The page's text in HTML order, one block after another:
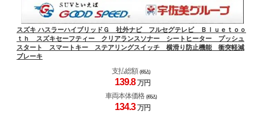
スズキ ハスラーハイブリッドＧ 社外ナビ フルセグテレビ Ｂｌｕｅｔｏｏ
ｔｈ スズキセーフティー クリアランスソナー シートヒーター プッシュ
スタート スマートキー ステアリングスイッチ 横滑り防止機能 衝突軽減
ブレーキ
支払総額 (税込)
139.8 万円
車両本体価格 (税込)
134.3 万円